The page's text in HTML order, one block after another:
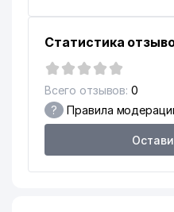
Статистика
Всего отзывов: 0
? Правила